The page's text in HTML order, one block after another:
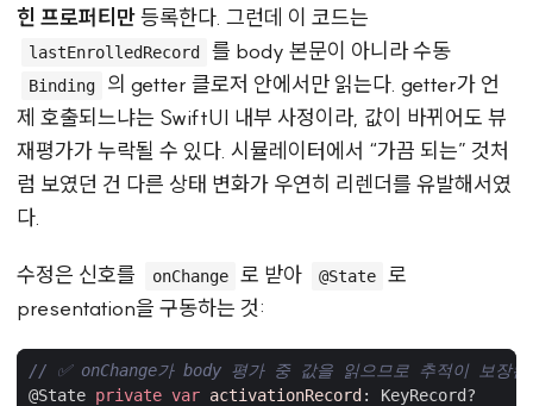
힌 프로퍼티만등록한다. 그런데 이 코드는
lastEnrolledRecord 를 body 본문이 아니라 수동
Binding
의 getter 클로저 안에서만 읽는다. getter가 언
제 호출되느냐는 SwiftUI 내부 사정이라, 값이 바뀌어도 뷰
재평가가 누락될 수 있다. 시뮬레이터에서 “가끔 되는” 것처
럼 보였던 건 다른 상태 변화가 우연히 리렌더를 유발해서였
다.
수정은 신호를 onChange 로 받아 @State
로
presentation을 구동하는 것:
// ✅ onChange가 body 평가 중 값을 읽으므로 추적이 보장된
@State private var activationRecord : KeyRecord?